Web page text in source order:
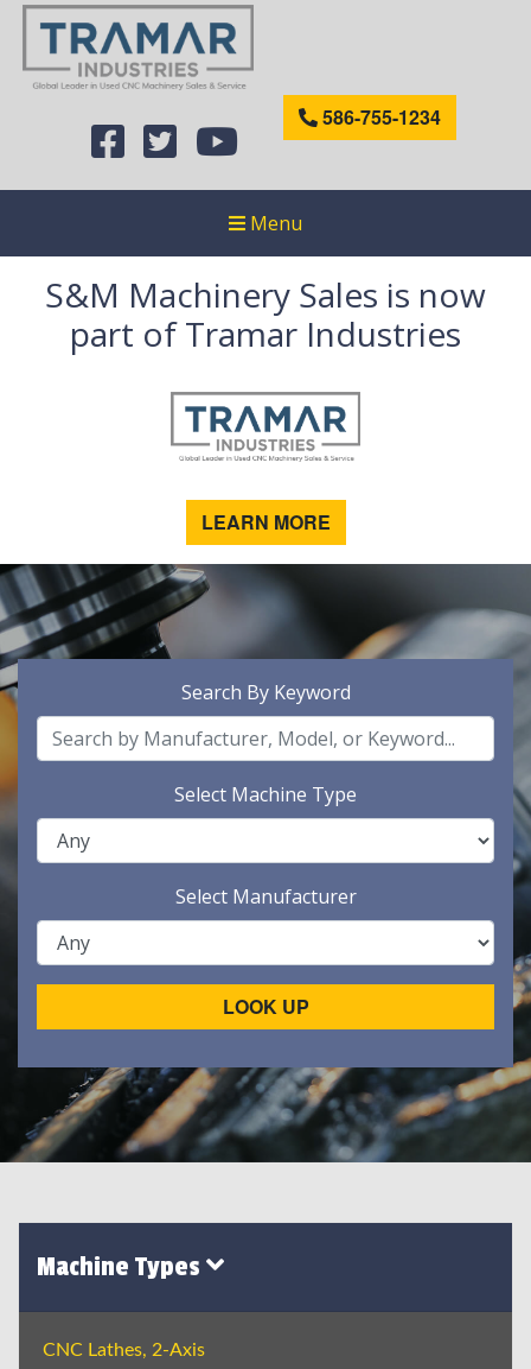
586-755-1234
Menu
S&M Machinery Sales is now
part of Tramar Industries
LEARN MORE
Search By Keyword
Select Machine Type
Select Manufacturer
LOOK UP
Machine Types
CNC Lathes, 2-Axis